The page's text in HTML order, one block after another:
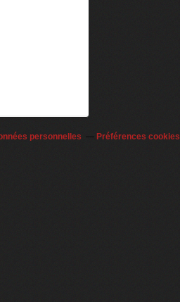
personnelles Préférences cookies